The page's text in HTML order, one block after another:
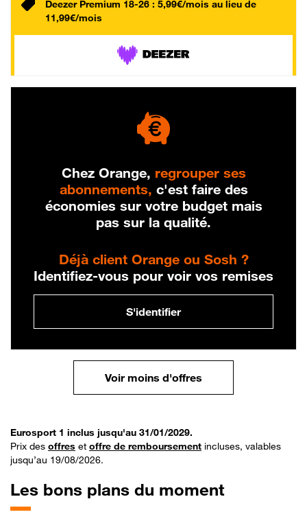
Deezer Premium 18-26 : 5,99€/mois au lieu de
11,99€/mois
Chez Orange, regrouper ses
abonnements, c'est faire des
économies sur votre budget mais
pas sur la qualité.
Déjà client Orange ou Sosh ?
Identifiez-vous pour voir vos remises
S'identifier
Voir moins d'offres
Eurosport 1 inclus jusqu'au 31/01/2029.
Prix des offres et offre de remboursement incluses, valables
jusqu’au 19/08/2026.
Les bons plans du moment